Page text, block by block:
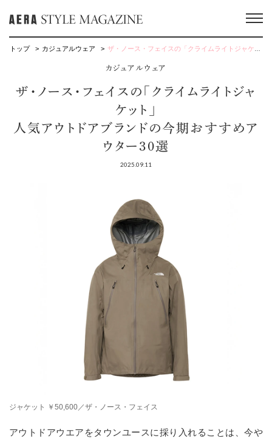
トップ カジュアルウェア ザ・ノース・フェイスの「クライムライトジャケット」人気アウトドアブランドの今期おすすめアウター30選
カジュアルウェア
ザ・ノース・フェイスの「クライムライトジャ
ケット」
人気アウトドアブランドの今期おすすめア
ウター30選
2025.09.11
ジャケット ￥50,600／ザ・ノース・フェイス
アウトドアウエアをタウンユースに採り入れることは、今や